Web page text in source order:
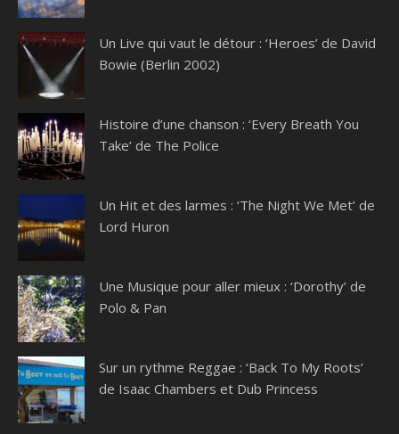
Un Live qui vaut le détour : ‘Heroes’ de David
Bowie (Berlin 2002)
Histoire d’une chanson : ‘Every Breath You
Take’ de The Police
Un Hit et des larmes : ‘The Night We Met’ de
Lord Huron
Une Musique pour aller mieux : ‘Dorothy’ de
Polo & Pan
Sur un rythme Reggae : ‘Back To My Roots’
de Isaac Chambers et Dub Princess